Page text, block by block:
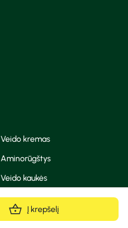
Į krepšelį
Veido kremas
Aminorūgštys
Veido kaukės
Eteriniai aliejai
BB ir CC kremas